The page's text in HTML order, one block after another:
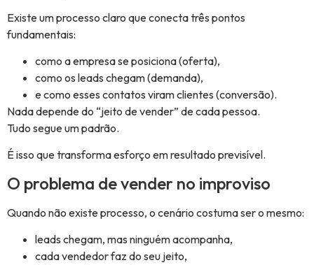
Existe um processo claro que conecta três pontos
fundamentais:
como a empresa se posiciona (oferta),
como os leads chegam (demanda),
e como esses contatos viram clientes (conversão).
Nada depende do “jeito de vender” de cada pessoa.
Tudo segue um padrão.
É isso que transforma esforço em resultado previsível.
O problema de vender no improviso
Quando não existe processo, o cenário costuma ser o mesmo:
leads chegam, mas ninguém acompanha,
cada vendedor faz do seu jeito,